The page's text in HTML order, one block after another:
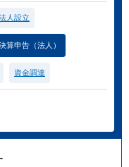
人設立
算申告（法人）
資金調達